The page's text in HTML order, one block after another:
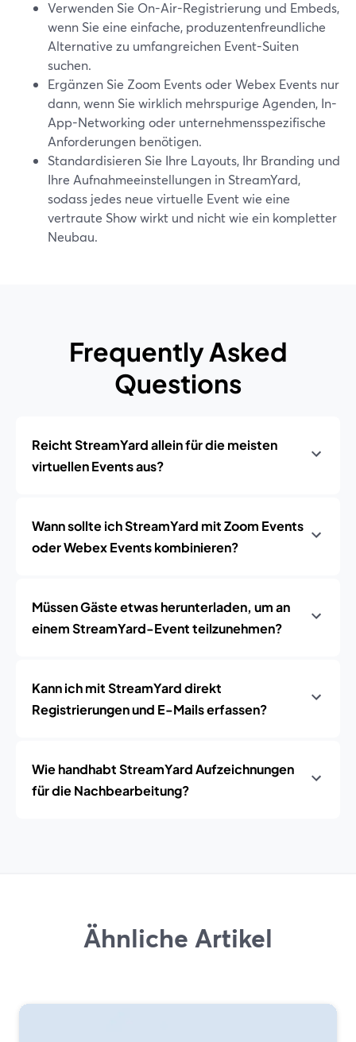
Verwenden Sie On-Air-Registrierung und Embeds,
wenn Sie eine einfache, produzentenfreundliche
Alternative zu umfangreichen Event-Suiten
suchen.
Ergänzen Sie Zoom Events oder Webex Events nur
dann, wenn Sie wirklich mehrspurige Agenden, In-
App-Networking oder unternehmensspezifische
Anforderungen benötigen.
Standardisieren Sie Ihre Layouts, Ihr Branding und
Ihre Aufnahmeeinstellungen in StreamYard,
sodass jedes neue virtuelle Event wie eine
vertraute Show wirkt und nicht wie ein kompletter
Neubau.
Frequently Asked
Questions
Reicht StreamYard allein für die meisten
virtuellen Events aus?
Wann sollte ich StreamYard mit Zoom Events
oder Webex Events kombinieren?
Müssen Gäste etwas herunterladen, um an
einem StreamYard-Event teilzunehmen?
Kann ich mit StreamYard direkt
Registrierungen und E-Mails erfassen?
Wie handhabt StreamYard Aufzeichnungen
für die Nachbearbeitung?
Ähnliche Artikel